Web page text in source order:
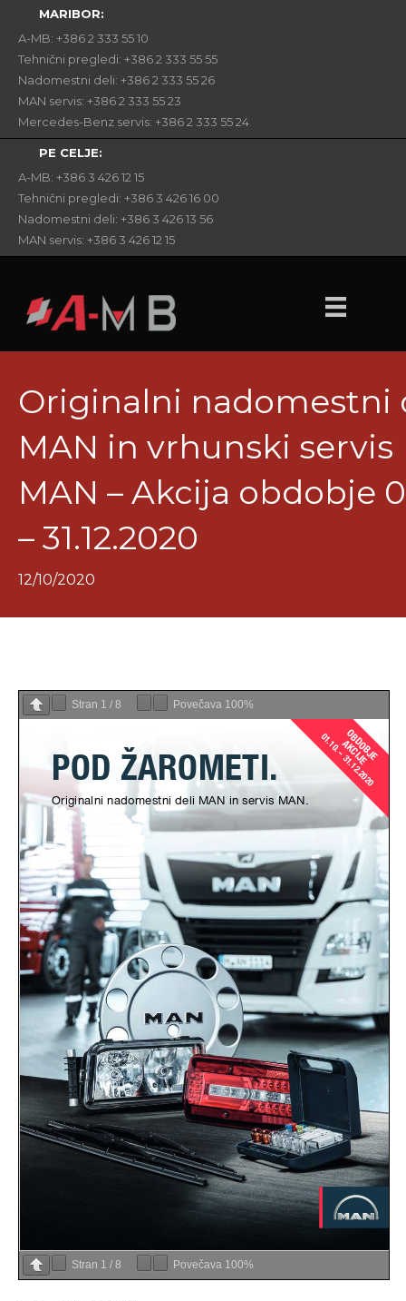
MARIBOR:
A-MB: +386 2 333 55 10
Tehnični pregledi: +386 2 333 55 55
Nadomestni deli: +386 2 333 55 26
MAN servis: +386 2 333 55 23
Mercedes-Benz servis: +386 2 333 55 24
PE CELJE:
A-MB: +386 3 426 12 15
Tehnični pregledi: +386 3 426 16 00
Nadomestni deli: +386 3 426 13 56
MAN servis: +386 3 426 12 15
Originalni nadomestni
MAN in vrhunski servis
MAN – Akcija obdobje
– 31.12.2020
12/10/2020
Stran 1 / 8 Povečava 100%
Stran 1 / 8 Povečava 100%